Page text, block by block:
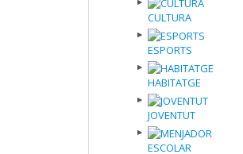
CULTURA
ESPORTS
HABITATGE
JOVENTUT